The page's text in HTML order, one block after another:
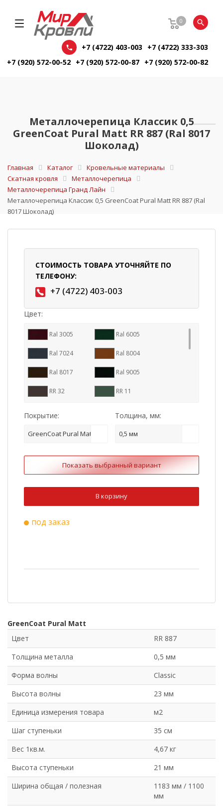
0
+7 (4722) 403-003
+7 (4722) 333-303
+7 (920) 572-00-52 +7 (920) 572-00-87 +7 (920) 572-00-82
Металлочерепица Классик 0,5
GreenCoat Pural Matt RR 887 (Ral 8017
Шоколад)
Главная Каталог
Кровельные материалы
Скатная кровля
Металлочерепица
Металлочерепица Гранд Лайн
Металлочерепица Классик 0,5 GreenCoat Pural Matt RR 887 (Ral
8017 Шоколад)
СТОИМОСТЬ ТОВАРА УТОЧНЯЙТЕ ПО
ТЕЛЕФОНУ:
+7 (4722) 403-003
Цвет:
Ral 3005 Ral 6005
Ral 7024 Ral 8004
Ral 8017 Ral 9005
RR 32 RR 11
Ral 3009 Ral 6020
Ral 8022 Ral 9003
Ral 1015 Ral 3011
Ral 5005
Покрытие:
GreenCoat Pural Matt
Толщина, мм:
0,5 мм
Показать выбранный вариант
В корзину
под заказ
GreenCoat Pural Matt
Цвет
RR 887
Толщина металла
0,5 мм
Форма волны
Classic
Высота волны
23 мм
Единица измерения товара
м2
Шаг ступеньки
35 см
Вес 1кв.м.
4,67 кг
Высота ступеньки
21 мм
Ширина общая / полезная
1183 мм / 1100
мм